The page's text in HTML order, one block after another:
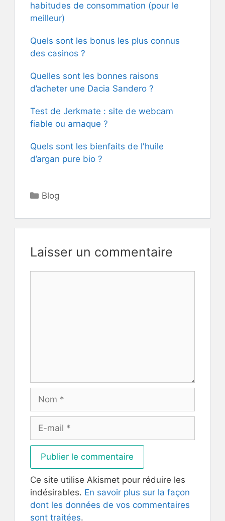
habitudes de consommation (pour le
meilleur)
Quels sont les bonus les plus connus
des casinos ?
Quelles sont les bonnes raisons
d’acheter une Dacia Sandero ?
Test de Jerkmate : site de webcam
fiable ou arnaque ?
Quels sont les bienfaits de l'huile
d’argan pure bio ?
Catégories
Blog
Laisser un commentaire
Nom
Ce site utilise Akismet pour réduire les
indésirables. En savoir plus sur la façon
dont les données de vos commentaires
sont traitées.